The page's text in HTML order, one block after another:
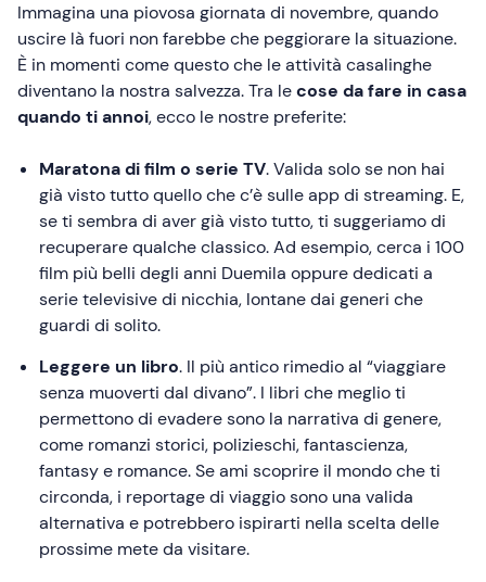
Immagina una piovosa giornata di novembre, quando
uscire là fuori non farebbe che peggiorare la situazione.
È in momenti come questo che le attività casalinghe
diventano la nostra salvezza. Tra lecose da fare in casa
quando ti annoi, ecco le nostre preferite:
Maratona di film o serie TV. Valida solo se non hai
già visto tutto quello che c’è sulle app di streaming. E,
se ti sembra di aver già visto tutto, ti suggeriamo di
recuperare qualche classico. Ad esempio, cerca i 100
film più belli degli anni Duemila oppure dedicati a
serie televisive di nicchia, lontane dai generi che
guardi di solito.
Leggere un libro. Il più antico rimedio al “viaggiare
senza muoverti dal divano”. I libri che meglio ti
permettono di evadere sono la narrativa di genere,
come romanzi storici, polizieschi, fantascienza,
fantasy e romance. Se ami scoprire il mondo che ti
circonda, i reportage di viaggio sono una valida
alternativa e potrebbero ispirarti nella scelta delle
prossime mete da visitare.